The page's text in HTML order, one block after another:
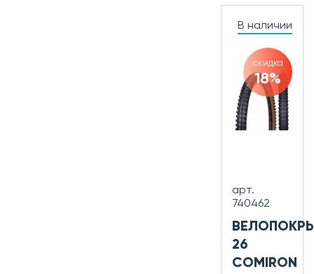
В наличии
скидка
18%
арт.
740462
26
COMIRON